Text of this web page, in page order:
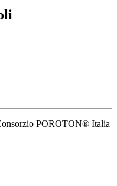
POROTON® Italia